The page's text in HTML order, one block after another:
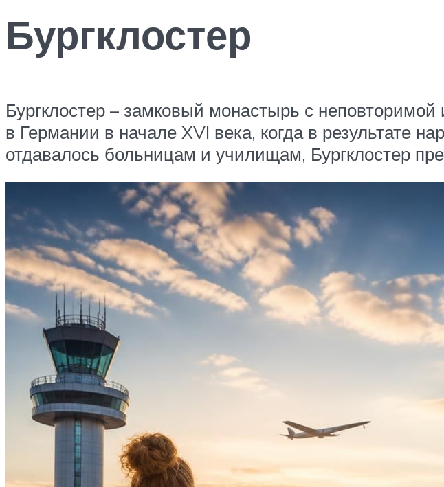
Бургклостер
Бургклостер – замковый монастырь с
в Германии в начале XVI века, когда в результате
отдавалось больницам и училищам, Бургклостер